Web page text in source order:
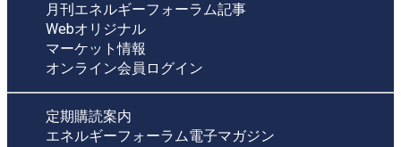
月刊エネルギーフォーラム記事
Webオリジナル
マーケット情報
オンライン会員ログイン
定期購読案内
エネルギーフォーラム電子マガジン